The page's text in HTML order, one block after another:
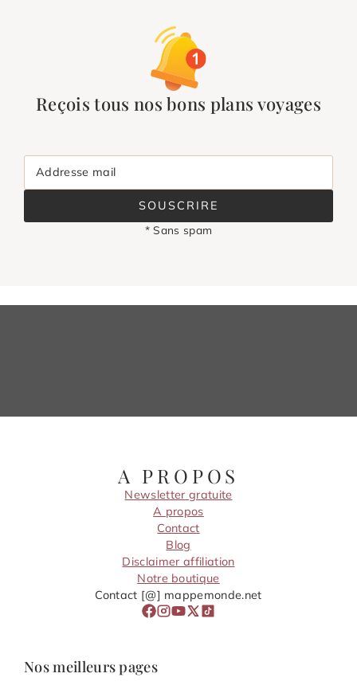
Reçois tous nos bons plans voyages
Addresse mail
SOUSCRIRE
* Sans spam
A PROPOS
Newsletter gratuite
A propos
Contact
Blog
Disclaimer affiliation
Notre boutique
Contact [@] mappemonde.net
Nos meilleurs pages